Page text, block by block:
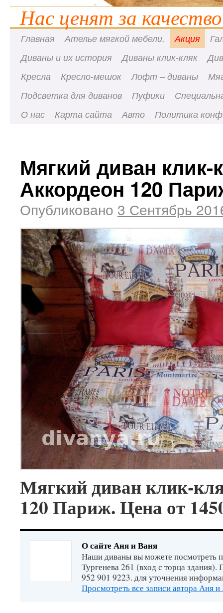
Нас ценят за
Главная Ателье мягкой мебели. Акция
Диваны и их история
Диваны клик-кляк
Кресла
Кресло-мешок Лофт – диваны
Подсветка для диванов
Пуфики
О нас
Карта сайта Авто Политика
Мягкий диван клик-
Аккордеон 120
Опубликовано 3 Сентябрь
Мягкий диван клик-
120 Париж. Цена от
О сайте Аня и Ваня
Наши диваны вы можете посмотреть
Тургенева 261 (вход с торца здания).
952 901 9223. для уточнения
Просмотреть все записи автора Аня